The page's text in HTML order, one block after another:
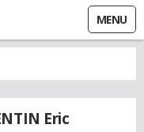
MENU
Eric